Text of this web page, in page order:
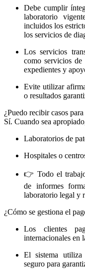
Debe cumplir
laboratorio
incluidos los
los servicios de
Los servicios
como servicios de
expedientes y
Evite utilizar
o resultados
¿Puedo recibir casos
Sí. Cuando sea
Laboratorios de
Hospitales o
👉 Todo el
de informes
laboratorio legal y
¿Cómo se gestiona el
Los clientes
internacionales en
El sistema utiliza
seguro para